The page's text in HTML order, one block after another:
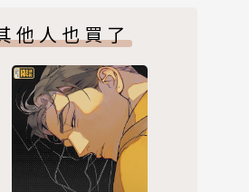
他人也買了